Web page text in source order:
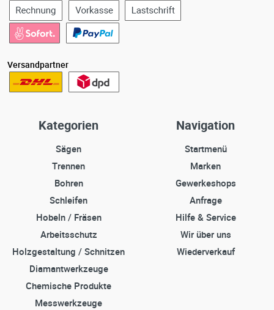
Versandpartner
Kategorien
Sägen
Trennen
Bohren
Schleifen
Hobeln / Fräsen
Arbeitsschutz
Holzgestaltung / Schnitzen
Diamantwerkzeuge
Chemische Produkte
Messwerkzeuge
Navigation
Startmenü
Marken
Gewerkeshops
Anfrage
Hilfe & Service
Wir über uns
Wiederverkauf